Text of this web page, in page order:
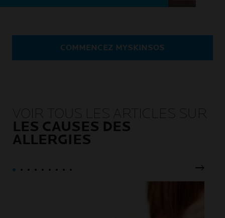
COMMENCEZ MYSKINSOS
VOIR TOUS LES ARTICLES SUR
LES CAUSES DES
ALLERGIES